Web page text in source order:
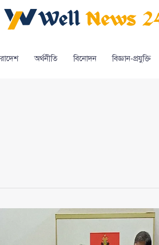
অর্থনীতি বিনোদন বিজ্ঞান-প্রযুক্তি